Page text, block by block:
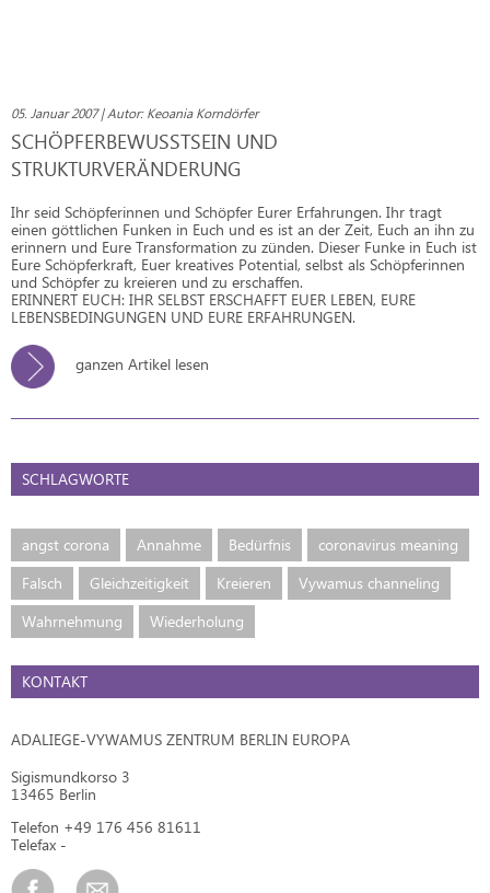
05. Januar 2007 | Autor: Keoania Korndörfer
SCHÖPFERBEWUSSTSEIN UND
STRUKTURVERÄNDERUNG
Ihr seid Schöpferinnen und Schöpfer Eurer Erfahrungen. Ihr tragt
einen göttlichen Funken in Euch und es ist an der Zeit, Euch an ihn zu
erinnern und Eure Transformation zu zünden. Dieser Funke in Euch ist
Eure Schöpferkraft, Euer kreatives Potential, selbst als Schöpferinnen
und Schöpfer zu kreieren und zu erschaffen.
ERINNERT EUCH: IHR SELBST ERSCHAFFT EUER LEBEN, EURE
LEBENSBEDINGUNGEN UND EURE ERFAHRUNGEN.
ganzen Artikel lesen
SCHLAGWORTE
angst corona Annahme Bedürfnis
coronavirus meaning
Falsch
Gleichzeitigkeit Kreieren
Vywamus channeling
Wahrnehmung
Wiederholung
KONTAKT
ADALIEGE-VYWAMUS ZENTRUM BERLIN EUROPA
Sigismundkorso 3
13465 Berlin
Telefon +49 176 456 81611
Telefax -